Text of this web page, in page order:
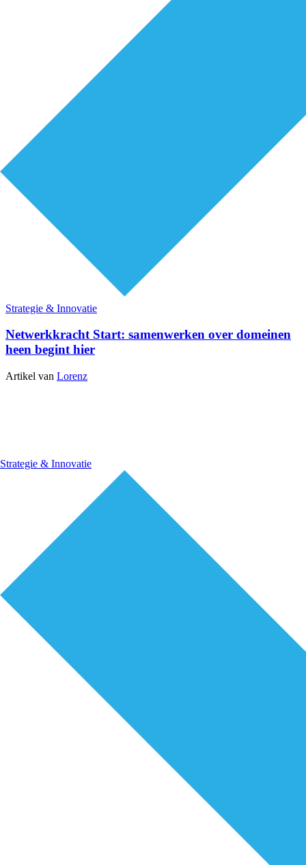
Strategie & Innovatie
Strategie & Innovatie
Netwerkkracht Start: samenwerken over domeinen
heen begint hier
Artikel van Lorenz